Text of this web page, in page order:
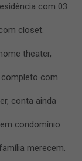
com 03
closet.
theater,
completo com
conta ainda
condomínio
merecem.